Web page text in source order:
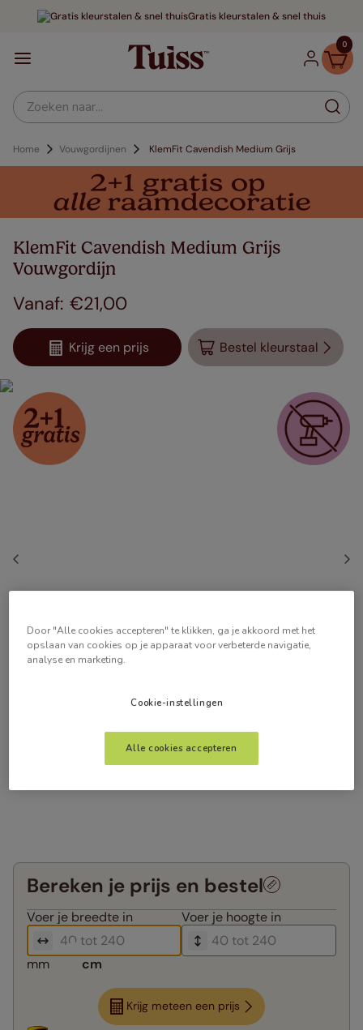
Gratis kleurstalen & snel thuis
0
Zoeken naar...
Home Vouwgordijnen KlemFit Cavendish Medium Grijs
KlemFit Cavendish Medium Grijs
Vouwgordijn
€21,00
Krijg een prijs Bestel kleurstaal
Bereken je prijs en bestel
Voer je breedte in Voer je hoogte in
mm cm
Krijg meteen een prijs
Door "Alle cookies accepteren" te klikken, ga je akkoord met het
opslaan van cookies op je apparaat voor verbeterde navigatie,
analyse en marketing.
Cookie-instellingen
Alle cookies accepteren